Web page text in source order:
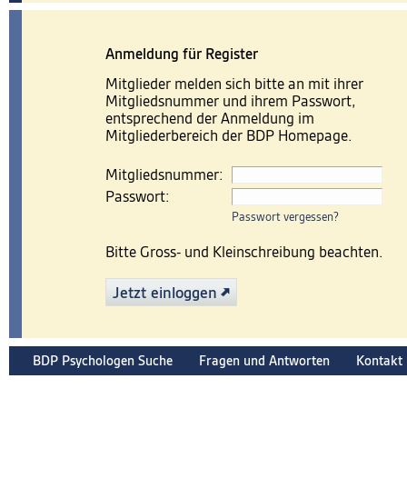
Anmeldung für Register
Mitglieder melden sich bitte an mit ihrer
Mitgliedsnummer und ihrem Passwort,
entsprechend der Anmeldung im
Mitgliederbereich der BDP Homepage.
Mitgliedsnummer:
Passwort:
Passwort vergessen?
Bitte Gross- und Kleinschreibung beachten.
Jetzt einloggen
BDP Psychologen Suche Fragen und Antworten Kontakt